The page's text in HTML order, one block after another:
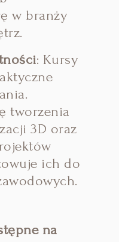
w branży
: Kursy
tworzenia
3D oraz
ich do
na